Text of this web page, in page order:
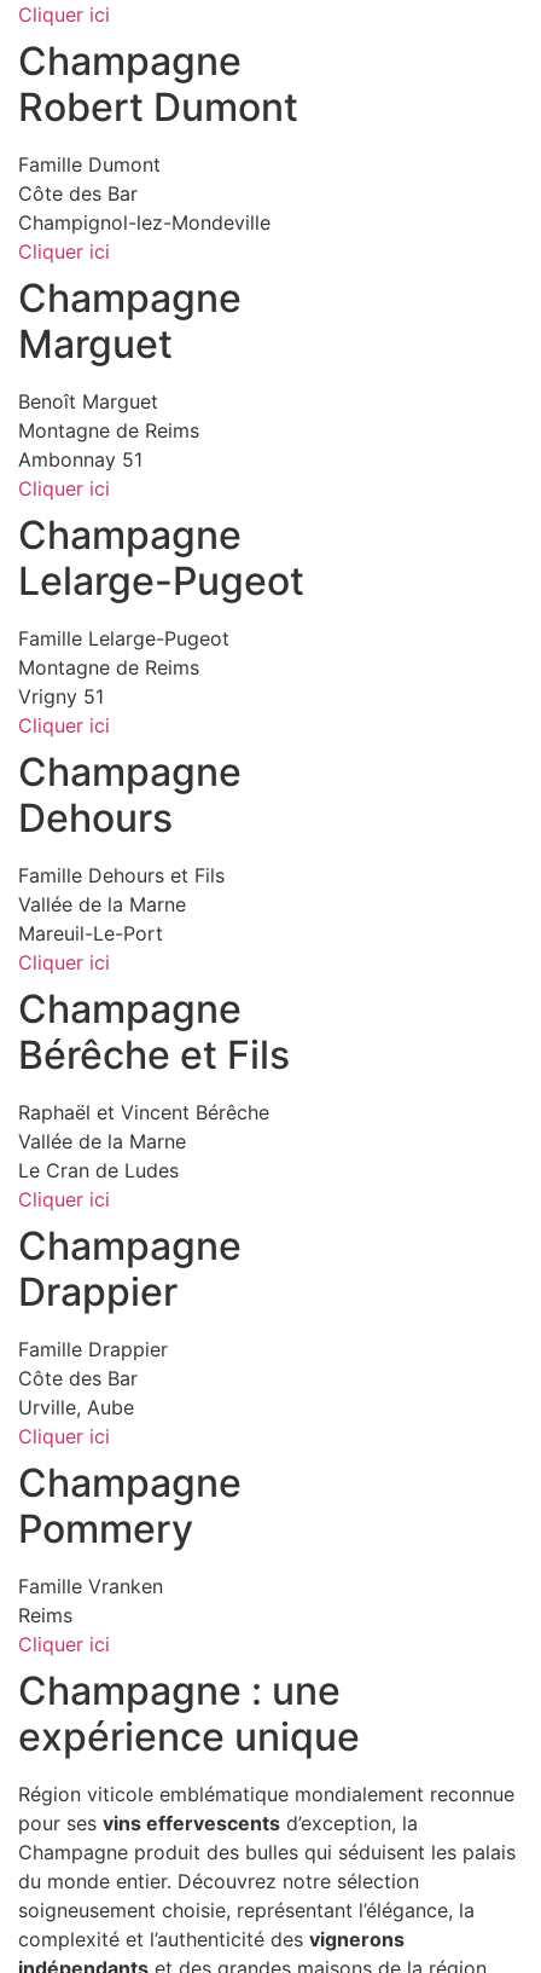
Cliquer ici
Champagne
Robert Dumont
Famille Dumont
Côte des Bar
Champignol-lez-Mondeville
Cliquer ici
Champagne
Marguet
Benoît Marguet
Montagne de Reims
Ambonnay 51
Cliquer ici
Champagne
Lelarge-Pugeot
Famille Lelarge-Pugeot
Montagne de Reims
Vrigny 51
Cliquer ici
Champagne
Dehours
Famille Dehours et Fils
Vallée de la Marne
Mareuil-Le-Port
Cliquer ici
Champagne
Bérêche et Fils
Raphaël et Vincent Bérêche
Vallée de la Marne
Le Cran de Ludes
Cliquer ici
Champagne
Drappier
Famille Drappier
Côte des Bar
Urville, Aube
Cliquer ici
Champagne
Pommery
Famille Vranken
Reims
Cliquer ici
Champagne : une
expérience unique
Région viticole emblématique mondialement reconnue
pour ses vins effervescents d’exception, la
Champagne produit des bulles qui séduisent les palais
du monde entier. Découvrez notre sélection
soigneusement choisie, représentant l’élégance, la
complexité et l’authenticité des vignerons
indépendants et des grandes maisons de la région.